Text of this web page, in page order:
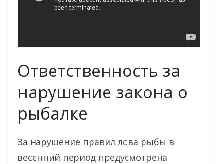
Ответственность за
нарушение закона о
рыбалке
За нарушение правил лова рыбы в
весенний период предусмотрена